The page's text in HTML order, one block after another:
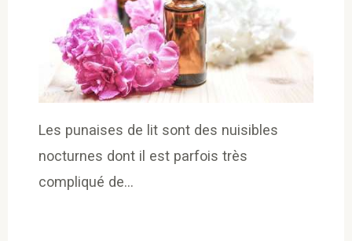
Les punaises de lit sont des nuisibles
nocturnes dont il est parfois très
compliqué de…